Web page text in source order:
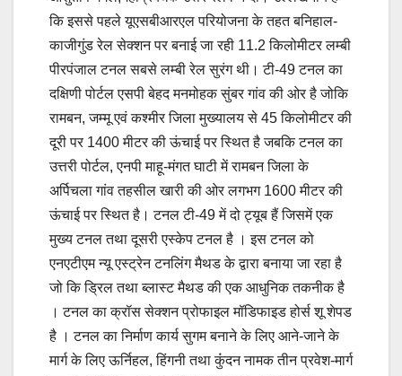
कि इससे पहले यूएसबीआरएल परियोजना के तहत बनिहाल-
काजीगुंड रेल सेक्शन पर बनाई जा रही 11.2 किलोमीटर लम्बी
पीरपंजाल टनल सबसे लम्बी रेल सुरंग थी। टी-49 टनल का
दक्षिणी पोर्टल एसपी बेहद मनमोहक सुंबर गांव की ओर है जोकि
रामबन, जम्मू एवं कश्मीर जिला मुख्यालय से 45 किलोमीटर की
दूरी पर 1400 मीटर की ऊंचाई पर स्थित है जबकि टनल का
उत्तरी पोर्टल, एनपी माहू-मंगत घाटी में रामबन जिला के
अर्पिचला गांव तहसील खारी की ओर लगभग 1600 मीटर की
ऊंचाई पर स्थित है। टनल टी-49 में दो ट्यूब हैं जिसमें एक
मुख्य टनल तथा दूसरी एस्केप टनल है । इस टनल को
एनएटीएम न्यू एस्ट्रेन टनलिंग मैथड के द्वारा बनाया जा रहा है
जो कि ड्रिल तथा ब्लास्ट मैथड की एक आधुनिक तकनीक है
। टनल का क्रॉस सेक्शन प्रोफाइल मॉडिफाइड होर्स शू शेपड
है । टनल का निर्माण कार्य सुगम बनाने के लिए आने-जाने के
मार्ग के लिए ऊर्निहल, हिंगनी तथा कुंंदन नामक तीन प्रवेश-मार्ग